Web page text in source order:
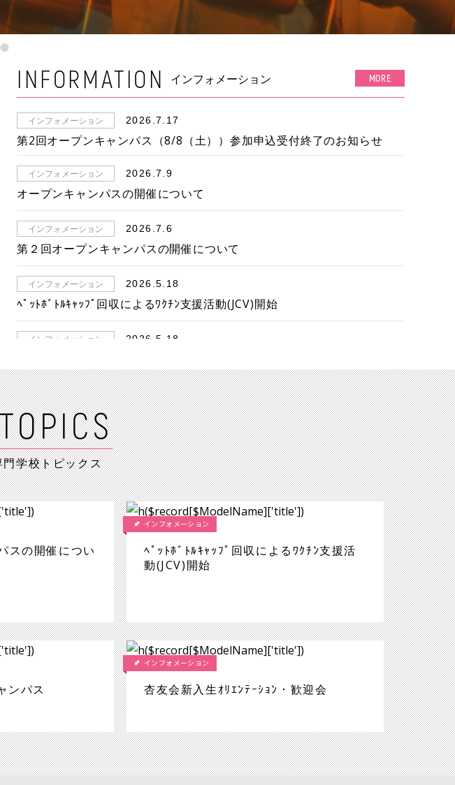
INFORMATION インフォメーション MORE
インフォメーション 2026.7.17
第2回オープンキャンパス（8/8（土））参加申込受付終了のお知らせ
インフォメーション 2026.7.9
オープンキャンパスの開催について
インフォメーション 2026.7.6
第２回オープンキャンパスの開催について
インフォメーション 2026.5.18
ﾍﾟｯﾄﾎﾞﾄﾙｷｬｯﾌﾟ回収によるﾜｸﾁﾝ支援活動(JCV)開始
インフォメーション 2026.5.18
インフォメーション 2026.4.30
第5回 50回生ホームカミングデイ
インフォメーション 2026.4.30
令和8年度 オープンキャンパス
インフォメーション 2026.4.30
杏友会新入生ｵﾘｴﾝﾃｰｼｮﾝ・歓迎会
学校トピックス
スの開催につい
インフォメーション
ﾍﾟｯﾄﾎﾞﾄﾙｷｬｯﾌﾟ回収によるﾜｸﾁﾝ支援活
動(JCV)開始
ンパス
インフォメーション
杏友会新入生ｵﾘｴﾝﾃｰｼｮﾝ・歓迎会